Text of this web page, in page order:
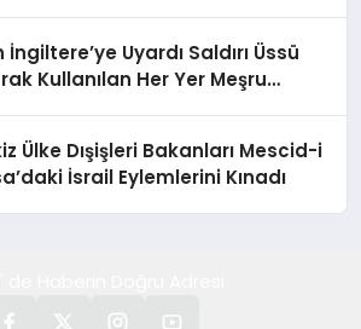
İngiltere’ye Uyardı Saldırı Üssü
Kullanılan Her Yer Meşru
Ülke Dışişleri Bakanları Mescid-i
İsrail Eylemlerini Kınadı